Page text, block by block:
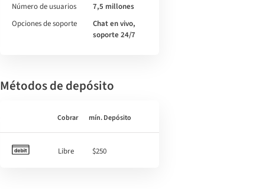
Número de usuarios
7,5 millones
Opciones de soporte
Chat en vivo,
soporte 24/7
Métodos de depósito
Cobrar mín. Depósito
Libre $250